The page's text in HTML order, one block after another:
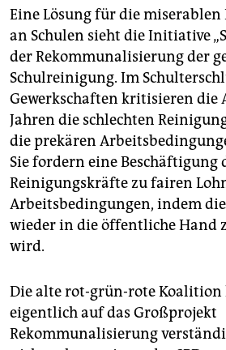
Eine Lösung für die miserablen
an Schulen sieht die Initiative
der Rekommunalisierung der
Schulreinigung. Im
Gewerkschaften kritisieren
Jahren die schlechten
die prekären
Sie fordern eine Beschäftigung
Reinigungskräfte zu fairen
Arbeitsbedingungen, indem
wieder in die öffentliche Hand
wird.
Die alte rot-grün-rote Koalition
eigentlich auf das Großprojekt
Rekommunalisierung